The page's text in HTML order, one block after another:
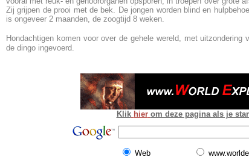
Zij grijpen de prooi met de bek. De jongen worden blind en
is ongeveer 2 maanden, de zoogtijd 8 weken.
Hondachtigen komen voor over de gehele wereld, met
de dingo ingevoerd.
Klik hier om deze pagina als je
Web